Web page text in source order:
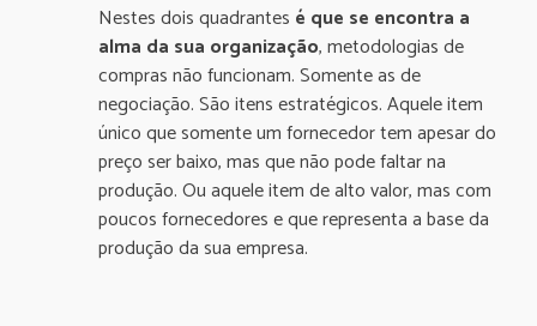
Nestes dois quadrantes é que se encontra a
alma da sua organização, metodologias de
compras não funcionam. Somente as de
negociação. São itens estratégicos. Aquele item
único que somente um fornecedor tem apesar do
preço ser baixo, mas que não pode faltar na
produção. Ou aquele item de alto valor, mas com
poucos fornecedores e que representa a base da
produção da sua empresa.